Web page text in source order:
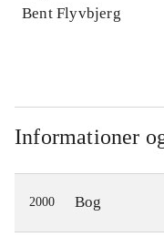
konkretes videnskab
Bent Flyvbjerg
Informationer
2000 Bog